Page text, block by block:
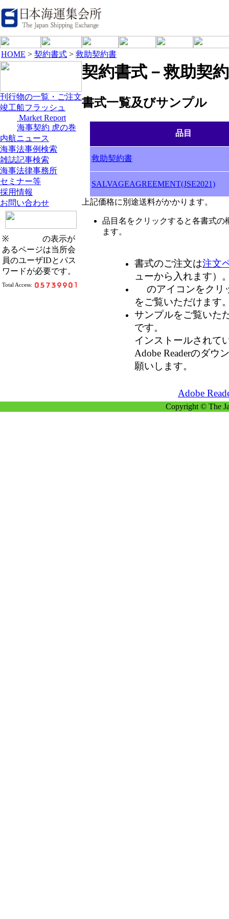
HOME > 契約書式 > 救助契約書
刊行物の一覧・ご注文
竣工船フラッシュ
Market Report
海事契約 虎の巻
内航ニュース
海事法事例検索
雑誌記事検索
海事法律事務所
セミナー等
採用情報
お問い合わせ
※
の表示が
あるページは当所会
員のユーザIDとパス
ワードが必要です。
Total Access:
契約書式－救助契
書式一覧及びサンプル
品目
救助契約書
SALVAGEAGREEMENT(JSE2021)
上記価格に別途送料がかかります。
品目名をクリックすると各書式
ます。
書式のご注文は注文
ューから入れます）
のアイコンをクリ
をご覧いただけます
サンプルをご覧いた
です。
インストールされて
Adobe Readerのダウ
願いします。
Adobe
Copyright © The